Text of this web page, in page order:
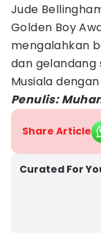
Jude
Golden Boy
mengalahkan
dan gelandang
Musiala
Penulis:
Share Article
Curated For